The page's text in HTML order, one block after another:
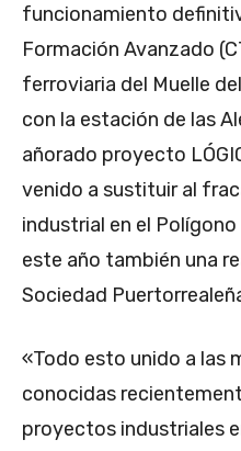
funcionamiento
Formación Avanzado
ferroviaria del Muelle
con la estación de las
añorado proyecto
venido a sustituir al
industrial en el
este año también una
Sociedad
«Todo esto unido a las
conocidas
proyectos industriales